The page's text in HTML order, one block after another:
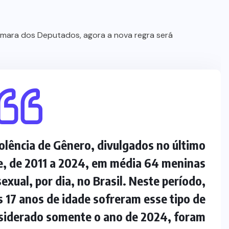
dos Deputados, agora a nova regra será
de Gênero, divulgados no último
de 2011 a 2024, em média 64 meninas
por dia, no Brasil. Neste período,
anos de idade sofreram esse tipo de
somente o ano de 2024, foram